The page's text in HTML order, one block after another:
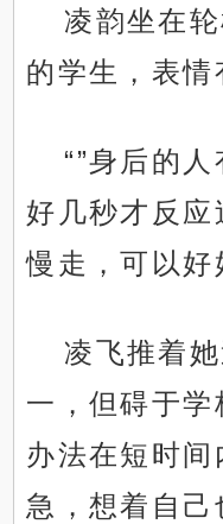
凌韵坐在
的学生，表情
“”身后的
好几秒才反应
慢走，可以好
凌飞推着
一，但碍于
办法在短时间
急，想着自